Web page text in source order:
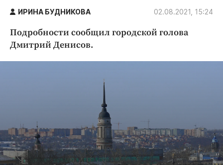
Авто и транспорт
Криминал
Праздники
Происшествия
Спорт
ИРИНА БУДНИКОВА 02.08.2021, 15:24
Подробности сообщил городской голова
Дмитрий Денисов.